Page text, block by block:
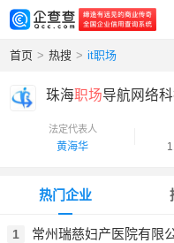
首页 > 热搜 > it职场
珠海职场导航网络
法定代表人
黄海华
热门企业
1 常州瑞慈妇产医院有限